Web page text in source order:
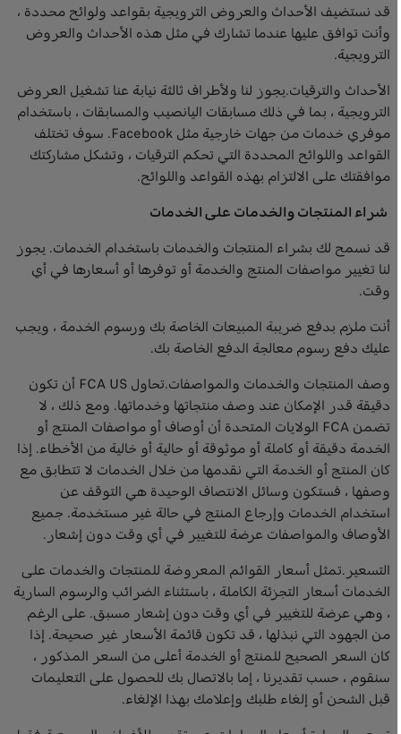
قد نستضيف الأحداث والعروض الترويجية بقواعد ولوائح محددة ،
وأنت توافق عليها عندما تشارك في مثل هذه الأحداث والعروض
الترويجية.
الأحداث والترقيات.يجوز لنا ولأطراف ثالثة نيابة عنا تشغيل العروض
الترويجية ، بما في ذلك مسابقات اليانصيب والمسابقات ، باستخدام
موفري خدمات من جهات خارجية مثل Facebook. سوف تختلف
القواعد واللوائح المحددة التي تحكم الترقيات ، وتشكل مشاركتك
موافقتك على الالتزام بهذه القواعد واللوائح.
شراء المنتجات والخدمات على الخدمات
قد نسمح لك بشراء المنتجات والخدمات باستخدام الخدمات. يجوز
لنا تغيير مواصفات المنتج والخدمة أو توفرها أو أسعارها في أي
وقت.
أنت ملزم بدفع ضريبة المبيعات الخاصة بك ورسوم الخدمة ، ويجب
عليك دفع رسوم معالجة الدفع الخاصة بك.
وصف المنتجات والخدمات والمواصفات.تحاول FCA US أن تكون
دقيقة قدر الإمكان عند وصف منتجاتها وخدماتها. ومع ذلك ، لا
تضمن FCA الولايات المتحدة أن أوصاف أو مواصفات المنتج أو
الخدمة دقيقة أو كاملة أو موثوقة أو حالية أو خالية من الأخطاء. إذا
كان المنتج أو الخدمة التي نقدمها من خلال الخدمات لا تتطابق مع
وصفها ، فستكون وسائل الانتصاف الوحيدة هي التوقف عن
استخدام الخدمات وإرجاع المنتج في حالة غير مستخدمة. جميع
الأوصاف والمواصفات عرضة للتغيير في أي وقت دون إشعار.
التسعير.تمثل أسعار القوائم المعروضة للمنتجات والخدمات على
الخدمات أسعار التجزئة الكاملة ، باستثناء الضرائب والرسوم السارية
، وهي عرضة للتغيير في أي وقت دون إشعار مسبق. على الرغم
من الجهود التي نبذلها ، قد تكون قائمة الأسعار غير صحيحة. إذا
كان السعر الصحيح للمنتج أو الخدمة أعلى من السعر المذكور ،
سنقوم ، حسب تقديرنا ، إما بالاتصال بك للحصول على التعليمات
قبل الشحن أو إلغاء طلبك وإعلامك بهذا الإلغاء.